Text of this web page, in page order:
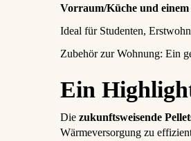
Vorraum/Küche und
Ideal für Studenten,
Zubehör zur Wohnung: Ein
Ein
Die zukunftsweisende
Wärmeversorgung zu